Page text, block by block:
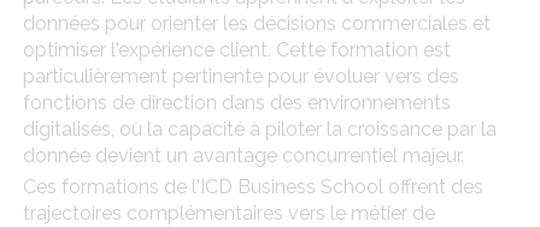
données pour orienter les décisions commerciales et
optimiser l'expérience client. Cette formation est
particulièrement pertinente pour évoluer vers des
fonctions de direction dans des environnements
digitalisés, où la capacité à piloter la croissance par la
donnée devient un avantage concurrentiel majeur.
Ces formations de l'ICD Business School offrent des
trajectoires complémentaires vers le métier de